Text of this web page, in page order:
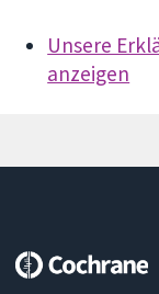
Unsere
anzeigen